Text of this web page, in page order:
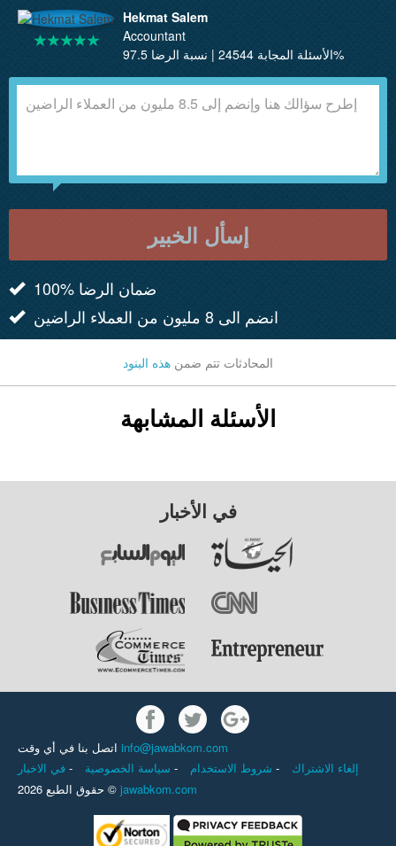
Hekmat Salem
Accountant
الأسئلة المجابة 24544 | نسبة الرضا 97.5%
إسأل الخبير
100% ضمان الرضا
انضم الى 8 مليون من العملاء الراضين
المحادثات تتم ضمن هذه البنود
الأسئلة المشابهة
في الأخبار
info@jawabkom.com
- - -
إلغاء الاشتراك
حقوق الطبع 2026 © jawabkom.com